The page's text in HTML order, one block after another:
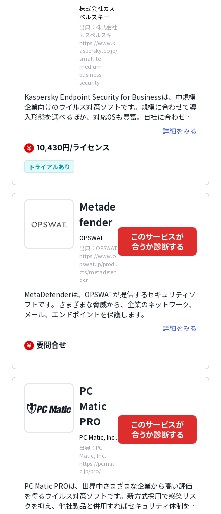
株式会社カス
ペルスキー
出典：株式会社
カスペルスキー
https://www.k
aspersky.co.jp/
small-to-
medium-
business-
security
Kaspersky Endpoint Security for Businessは、中規模
企業向けのウイルス対策ソフトです。規模に合わせて導
入形態を選べるほか、対応OSも豊富。自社に合わせて
詳細をみる
10,430円/ライセンス
トライアルあり
Metade
fender
OPSWAT
出典：OPSWAT
https://www.o
pswat.jp/produ
cts/metadefen
der
このサービスが
合うか診断する
MetaDefenderは、OPSWATが提供するセキュリティソ
フトです。さまざまな脅威から、企業のネットワーク、
メール、エンドポイントを保護します。
詳細をみる
要問合せ
PC
Matic
PRO
PC Matic, Inc..
出典：PC
Matic, Inc..
https://pcmati
c.jp/pro/
このサービスが
合うか診断する
PC Matic PROは、世界中さまざまな企業から高い評価
を得るウイルス対策ソフトです。新方式採用で感染リス
クを抑え、他社製品と併用すればセキュリティ体制をよ